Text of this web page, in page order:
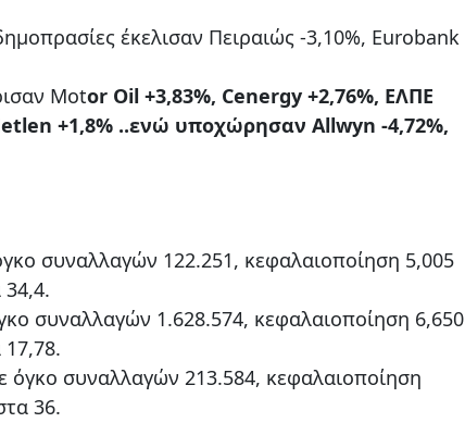
έκελισαν Πειραιώς -3,10%, Eurobank
Motor Oil +3,83%, Cenergy +2,76%, ΕΛΠΕ
+1,8% ..ενώ υποχώρησαν Allwyn -4,72%,
συναλλαγών 122.251, κεφαλαιοποίηση 5,005
συναλλαγών 1.628.574, κεφαλαιοποίηση 6,650
όγκο συναλλαγών 213.584, κεφαλαιοποίηση
36.